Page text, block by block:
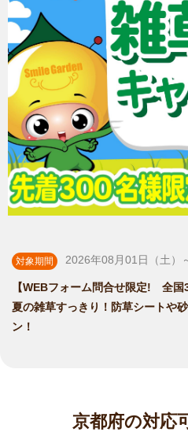
対象期間 2026年08月01日（土）
【WEBフォーム問合せ限定! 全国
夏の雑草すっきり！防草シートや
ン！
京都府の対応